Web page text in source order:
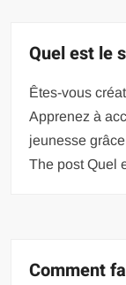
Quel est le
Êtes-vous
Apprenez à
jeunesse
The post Quel
Comment